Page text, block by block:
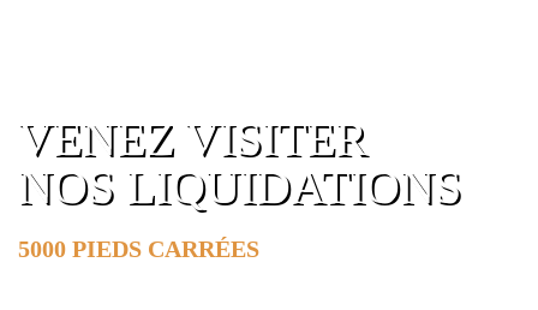
VENEZ VISITER
NOS LIQUIDATIONS
5000 PIEDS CARRÉES